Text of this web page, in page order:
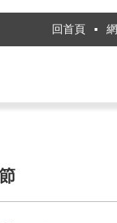
回首頁